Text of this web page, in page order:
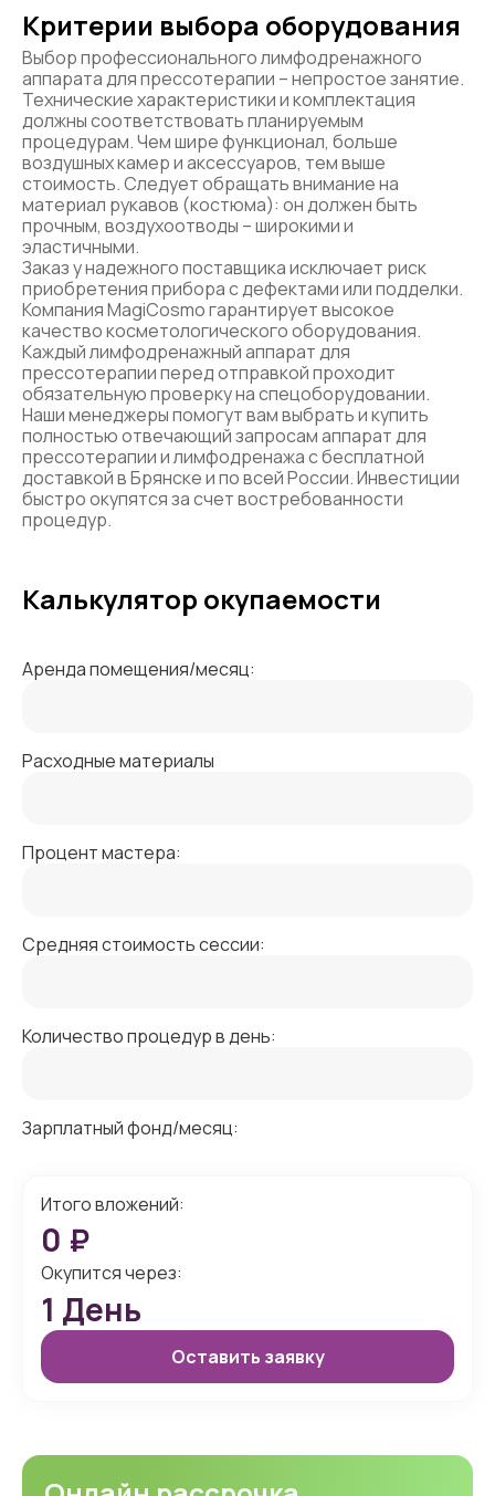
Критерии выбора оборудования
Выбор профессионального лимфодренажного
аппарата для прессотерапии – непростое занятие.
Технические характеристики и комплектация
должны соответствовать планируемым
процедурам. Чем шире функционал, больше
воздушных камер и аксессуаров, тем выше
стоимость. Следует обращать внимание на
материал рукавов (костюма): он должен быть
прочным, воздухоотводы – широкими и
эластичными.
Заказ у надежного поставщика исключает риск
приобретения прибора с дефектами или подделки.
Компания MagiCosmo гарантирует высокое
качество косметологического оборудования.
Каждый лимфодренажный аппарат для
прессотерапии перед отправкой проходит
обязательную проверку на спецоборудовании.
Наши менеджеры помогут вам выбрать и купить
полностью отвечающий запросам аппарат для
прессотерапии и лимфодренажа с бесплатной
доставкой в Брянске и по всей России. Инвестиции
быстро окупятся за счет востребованности
процедур.
Калькулятор окупаемости
Аренда помещения/месяц:
Расходные материалы
Процент мастера:
Средняя стоимость сессии:
Количество процедур в день:
Зарплатный фонд/месяц:
Итого вложений:
0 ₽
Окупится через:
1 День
Оставить заявку